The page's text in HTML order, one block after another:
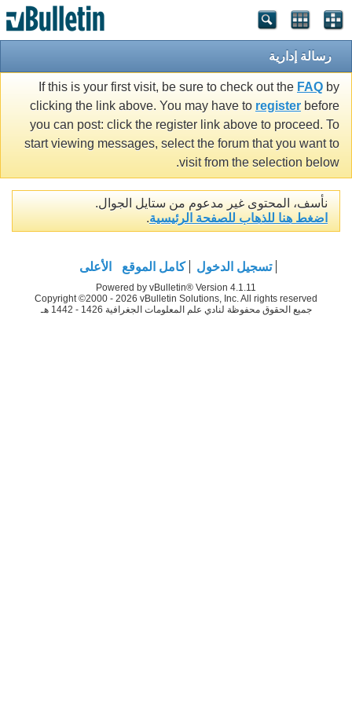
رسالة إدارية
If this is your first visit, be sure to check out the FAQ by
clicking the link above. You may have to register before
you can post: click the register link above to proceed. To
start viewing messages, select the forum that you want to
visit from the selection below.
نأسف، المحتوى غير مدعوم من ستايل الجوال.
اضغط هنا للذهاب للصفحة الرئيسية.
تسجيل الدخول كامل الموقع الأعلى
Powered by vBulletin® Version 4.1.11
Copyright ©2000 - 2026 vBulletin Solutions, Inc. All rights reserved
جميع الحقوق محفوظة لنادي علم المعلومات الجغرافية 1426 - 1442 هـ